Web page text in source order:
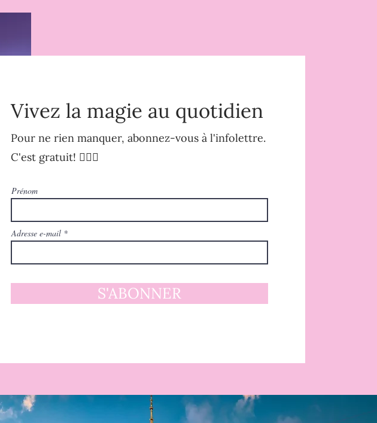
Vivez la magie au quotidien
Pour ne rien manquer, abonnez-vous à l'infolettre.
C'est gratuit! 🧚🏻‍♀️
Prénom
Adresse e-mail
S'ABONNER